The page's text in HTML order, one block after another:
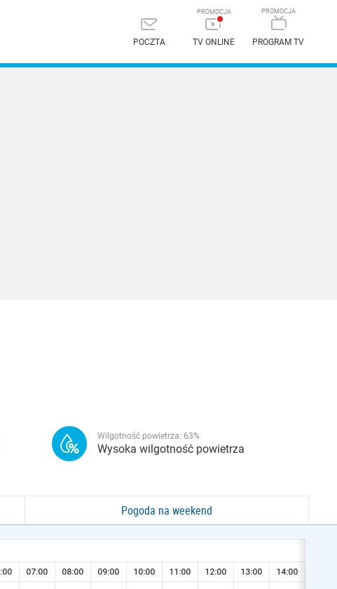
POCZTA TV ONLINE PROGRAM TV
Wilgotność powietrza: 63%
Wysoka wilgotność powietrza
Pogoda na weekend